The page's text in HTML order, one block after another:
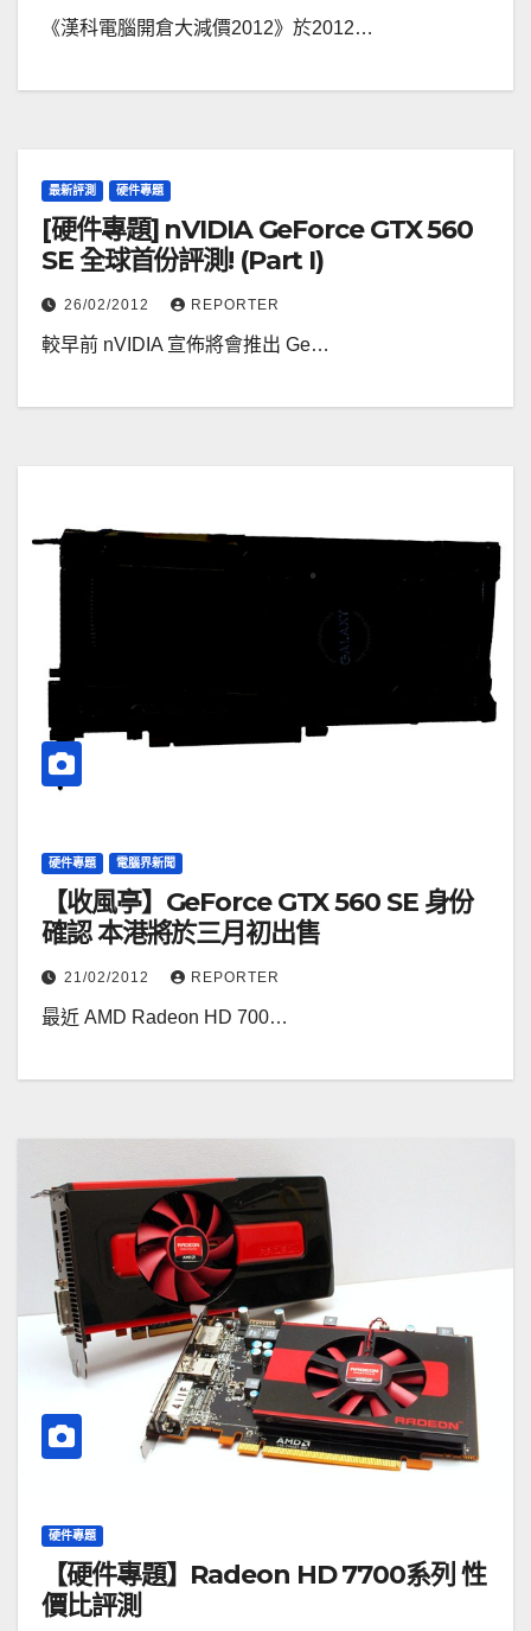
《漢科電腦開倉大減價2012》於2012…
最新評測 硬件專題
[硬件專題] nVIDIA GeForce GTX 560
SE 全球首份評測! (Part I)
26/02/2012 REPORTER
較早前 nVIDIA 宣佈將會推出 Ge…
硬件專題 電腦界新聞
【收風亭】GeForce GTX 560 SE 身份
確認 本港將於三月初出售
21/02/2012 REPORTER
最近 AMD Radeon HD 700…
硬件專題
【硬件專題】Radeon HD 7700系列 性
價比評測